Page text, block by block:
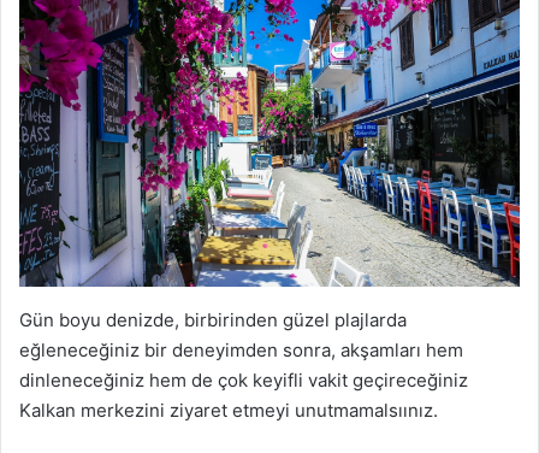
Gün boyu denizde, birbirinden güzel plajlarda
eğleneceğiniz bir deneyimden sonra, akşamları hem
dinleneceğiniz hem de çok keyifli vakit geçireceğiniz
Kalkan merkezini ziyaret etmeyi unutmamalsıınız.